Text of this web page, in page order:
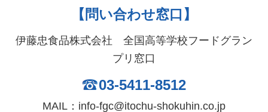
【問い合わせ窓口】
伊藤忠食品株式会社 全国高等学校フードグラン
プリ窓口
03-5411-8512
MAIL：info-fgc@itochu-shokuhin.co.jp